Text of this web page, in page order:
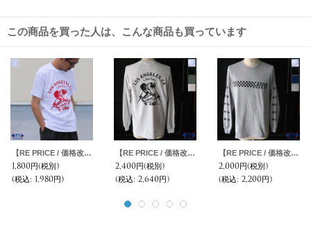
この商品を買った人は、こんな商品も買っています
【RE PRICE / 価格改定】360°SPORTS WEAR（スリーシックスティスポーツウェア） "LA" 6oz米綿丸胴S/S Tee/ Audience
1,800円(税別)
(税込: 1,980円)
【RE PRICE / 価格改定】360°SPORTS WEAR（スリーシックスティスポーツウェア）"LA" 6oz米綿丸胴L/S Tee/ Audience
2,400円(税別)
(税込: 2,640円)
【RE PRICE / 価格改定】360°SPORTS WEAR（スリーシックスティスポーツウェア）"360" 6oz米綿丸胴L/S Tee/ Audience
2,000円(税別)
(税込: 2,200円)